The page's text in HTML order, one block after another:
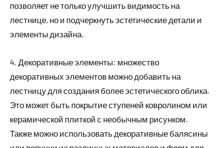
позволяет не только улучшить видимость на
лестнице, но и подчеркнуть эстетические детали и
элементы дизайна.
4. Декоративные элементы: множество
декоративных элементов можно добавить на
лестницу для создания более эстетического облика.
Это может быть покрытие ступеней ковролином или
керамической плиткой с необычным рисунком.
Также можно использовать декоративные балясины